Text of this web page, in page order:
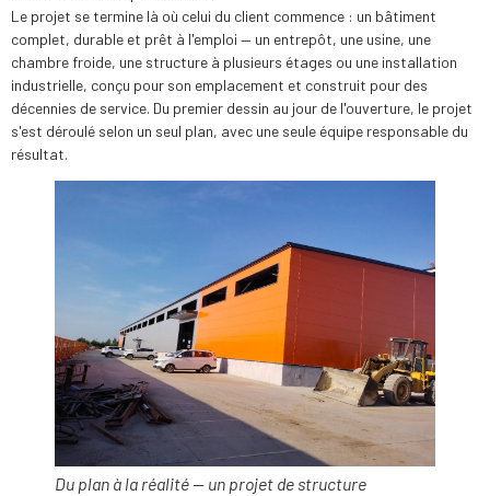
Le projet se termine là où celui du client commence : un bâtiment
complet, durable et prêt à l'emploi — un entrepôt, une usine, une
chambre froide, une structure à plusieurs étages ou une installation
industrielle, conçu pour son emplacement et construit pour des
décennies de service. Du premier dessin au jour de l'ouverture, le projet
s'est déroulé selon un seul plan, avec une seule équipe responsable du
résultat.
Du plan à la réalité — un projet de structure